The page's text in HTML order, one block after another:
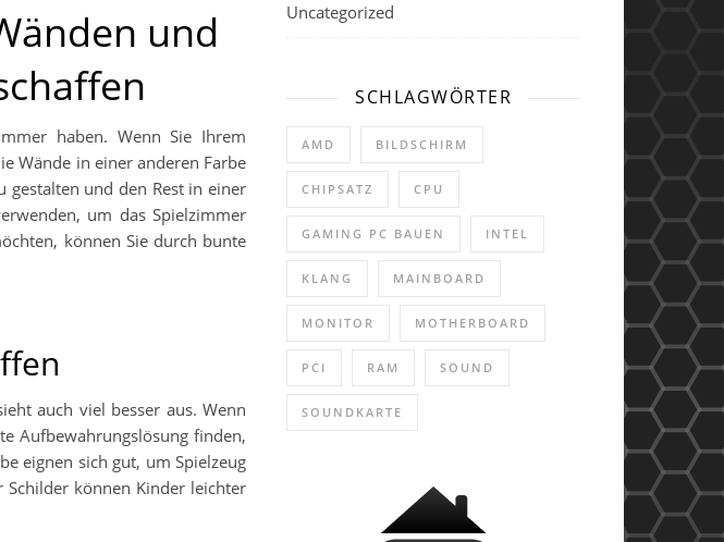
und
haben. Wenn Sie Ihrem
Wände in einer anderen Farbe
gestalten und den Rest in einer
um das Spielzimmer
können Sie durch bunte
auch viel besser aus. Wenn
Aufbewahrungslösung finden,
eignen sich gut, um Spielzeug
können Kinder leichter
Uncategorized
SCHLAGWÖRTER
AMD BILDSCHIRM
CHIPSATZ CPU
GAMING PC BAUEN INTEL
KLANG MAINBOARD
MONITOR MOTHERBOARD
PCI RAM SOUND
SOUNDKARTE